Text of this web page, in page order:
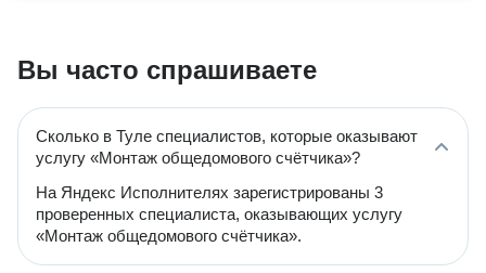
Вы часто спрашиваете
Сколько в Туле специалистов, которые оказывают
услугу «Монтаж общедомового счётчика»?
На Яндекс Исполнителях зарегистрированы 3
проверенных специалиста, оказывающих услугу
«Монтаж общедомового счётчика».